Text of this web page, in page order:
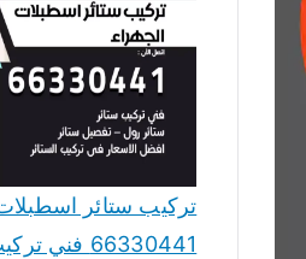
تركيب ستائر
66330441